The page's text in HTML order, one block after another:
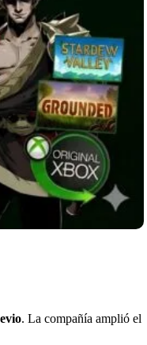
. La compañía amplió el